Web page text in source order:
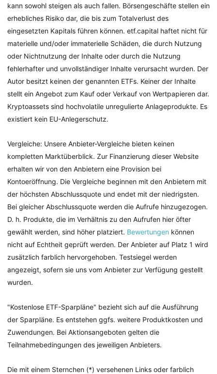
kann sowohl steigen als auch fallen. Börsengeschäfte stellen ein
erhebliches Risiko dar, die bis zum Totalverlust des
eingesetzten Kapitals führen können. etf.capital haftet nicht für
materielle und/oder immaterielle Schäden, die durch Nutzung
oder Nichtnutzung der Inhalte oder durch die Nutzung
fehlerhafter und unvollständiger Inhalte verursacht wurden. Der
Autor besitzt keinen der genannten ETFs. Keiner der Inhalte
stellt ein Angebot zum Kauf oder Verkauf von Wertpapieren dar.
Kryptoassets sind hochvolatile unregulierte Anlageprodukte. Es
existiert kein EU-Anlegerschutz.
Vergleiche: Unsere Anbieter-Vergleiche bieten keinen
kompletten Marktüberblick. Zur Finanzierung dieser Website
erhalten wir von den Anbietern eine Provision bei
Kontoeröffnung. Die Vergleiche beginnen mit den Anbietern mit
der höchsten Abschlussquote und endet mit der niedrigsten.
Bei gleicher Abschlussquote werden die Aufrufe hinzugezogen.
D. h. Produkte, die im Verhältnis zu den Aufrufen hier öfter
gewählt werden, sind höher platziert. Bewertungen können
nicht auf Echtheit geprüft werden. Der Anbieter auf Platz 1 wird
zusätzlich farblich hervorgehoben. Testsiegel werden
angezeigt, sofern sie uns vom Anbieter zur Verfügung gestellt
wurden.
"Kostenlose ETF-Sparpläne" bezieht sich auf die Ausführung
der Sparpläne. Es entstehen ggfs. weitere Produktkosten und
Zuwendungen. Bei Aktionsangeboten gelten die
Teilnahmebedingungen des jeweiligen Anbieters.
Die mit einem Sternchen (*) versehenen Links oder farblich